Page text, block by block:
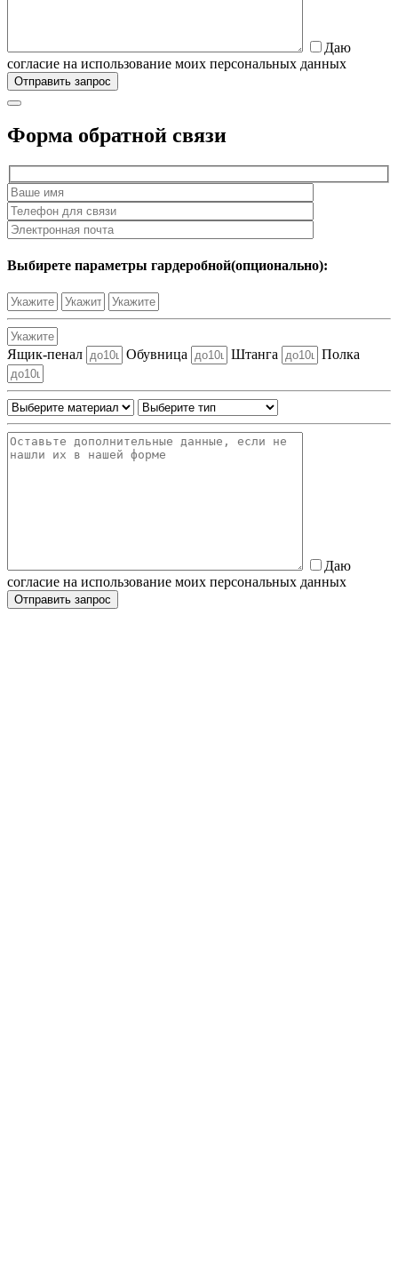
Даю
согласие на использование моих персональных данных
Форма обратной связи
Выбирете параметры гардеробной(опционально):
Ящик-пенал Обувница Штанга Полка
Даю
согласие на использование моих персональных данных